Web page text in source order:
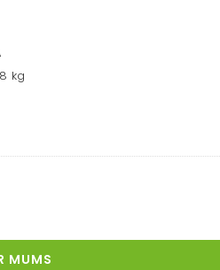
kg
MUMS